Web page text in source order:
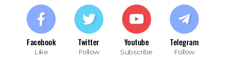
Facebook
Like
Twitter
Follow
Youtube
Subscribe
Telegram
Follow